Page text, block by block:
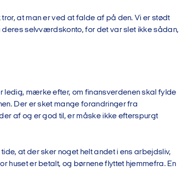
at man er ved at falde af på den. Vi er stødt
selvværdskonto, for det var slet ikke sådan,
ledig, mærke efter, om finansverdenen skal fylde
Der er sket mange forandringer fra
af og er god til, er måske ikke efterspurgt
at der sker noget helt andet i ens arbejdsliv,
huset er betalt, og børnene flyttet hjemmefra. En